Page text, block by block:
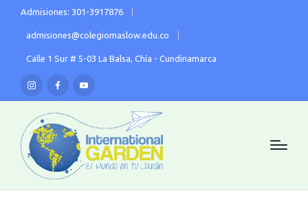
Admisiones: 301-3917876
admisiones@colegiomaslow.edu.co
Calle 1 Sur # 5-03 La Balsa, Chía - Cundinamarca